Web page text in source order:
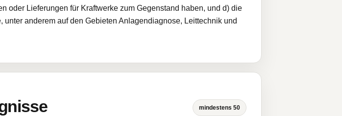
oder Lieferungen für Kraftwerke zum Gegenstand haben, und d) die
anderem auf den Gebieten Anlagendiagnose, Leittechnik und
mindestens 50